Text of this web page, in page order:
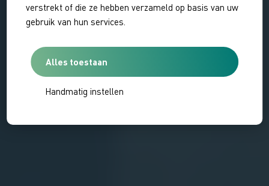
verstrekt of die ze hebben verzameld op basis van uw
gebruik van hun services.
Handmatig instellen
Alles toestaan